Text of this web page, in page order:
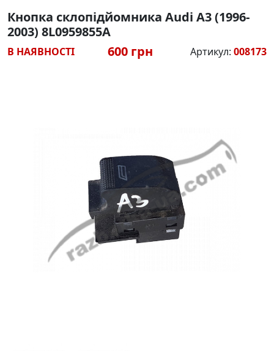
Кнопка склопідйомника Audi A3 (1996-
2003) 8L0959855A
В НАЯВНОСТІ 600 грн Артикул: 008173